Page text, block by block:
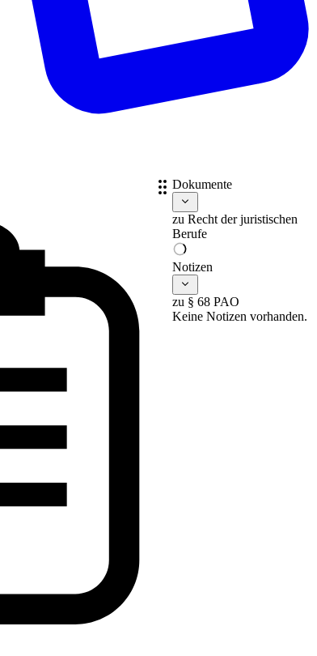
Dokumente
zu Recht der juristischen
Berufe
Notizen
zu § 68 PAO
Keine Notizen vorhanden.